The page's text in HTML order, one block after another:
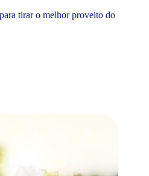
tirar o melhor proveito do